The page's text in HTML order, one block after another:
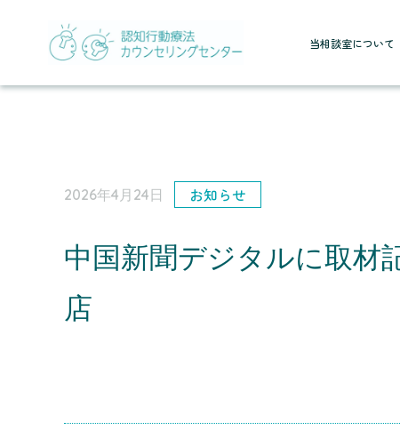
当相談室について
2026年4月24日 お知らせ
中国新聞デジタルに取材
店